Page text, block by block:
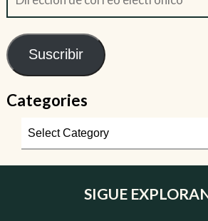
Suscribir
Categories
SIGUE